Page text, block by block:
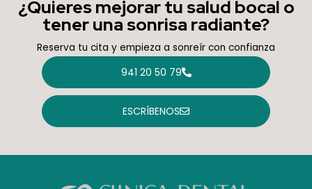
¿Quieres mejorar tu salud bocal o
tener una sonrisa radiante?
Reserva tu cita y empieza a sonreír con confianza
941 20 50 79
ESCRÍBENOS